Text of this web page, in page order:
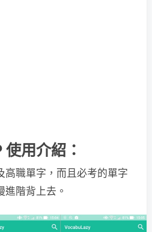
用介紹：
高職單字，而且必考的單字
階背上去。